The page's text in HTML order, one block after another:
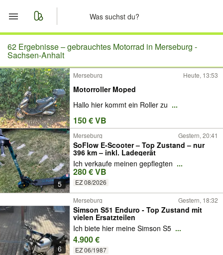
Start
Merkliste
Nachrichten
Anzeige aufgeben
62 Ergebnisse –gebrauchtes Motorrad in Merseburg -
Sachsen-Anhalt
Merseburg Heute, 13:53
Motorroller Moped
Hallo hier kommt ein Roller zu ...
150 € VB
5
Merseburg Gestern, 20:41
SoFlow E-Scooter – Top Zustand – nur
396 km – inkl. Ladegerät
Ich verkaufe meinen gepflegten ...
280 € VB
EZ 08/2026
6
Merseburg Gestern, 18:32
Simson S51 Enduro - Top Zustand mit
vielen Ersatzteilen
Ich biete hier meine Simson S5 ...
4.900 €
EZ 06/1987